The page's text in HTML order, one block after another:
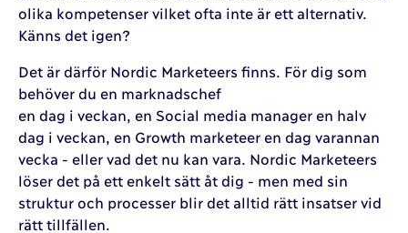
olika kompetenser vilket ofta inte är ett alternativ.
Känns det igen?
Det är därför Nordic Marketeers finns. För dig som
behöver du en marknadschef
en dag i veckan, en Social media manager en halv
dag i veckan, en Growth marketeer en dag varannan
vecka - eller vad det nu kan vara. Nordic Marketeers
löser det på ett enkelt sätt åt dig - men med sin
struktur och processer blir det alltid rätt insatser vid
rätt tillfällen.